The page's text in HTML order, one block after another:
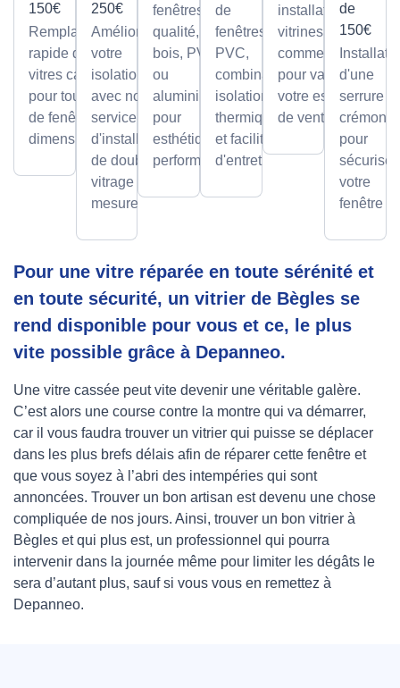
150€
Remplacement
rapide de
vitres cassées,
pour tous types
de fenêtres et
dimensions.
250€
Améliorez
votre
isolation
avec notre
service
d'installation
de double
vitrage sur
mesure.
fenêtres de
qualité, en
bois, PVC
ou
aluminium,
pour
esthétique et
performance.
de
fenêtres
PVC,
combinant
isolation
thermique
et facilité
d'entretien.
installation de
vitrines
commerciales
pour valoriser
votre espace
de vente.
de
150€
d'une
serrure à
crémone
pour
sécuriser
votre
fenêtre
Pour une vitre réparée en toute sérénité et
en toute sécurité, un vitrier de Bègles se
rend disponible pour vous et ce, le plus
vite possible grâce à Depanneo.
Une vitre cassée peut vite devenir une véritable galère.
C’est alors une course contre la montre qui va démarrer,
car il vous faudra trouver un vitrier qui puisse se déplacer
dans les plus brefs délais afin de réparer cette fenêtre et
que vous soyez à l’abri des intempéries qui sont
annoncées. Trouver un bon artisan est devenu une chose
compliquée de nos jours. Ainsi, trouver un bon vitrier à
Bègles et qui plus est, un professionnel qui pourra
intervenir dans la journée même pour limiter les dégâts le
sera d’autant plus, sauf si vous vous en remettez à
Depanneo.